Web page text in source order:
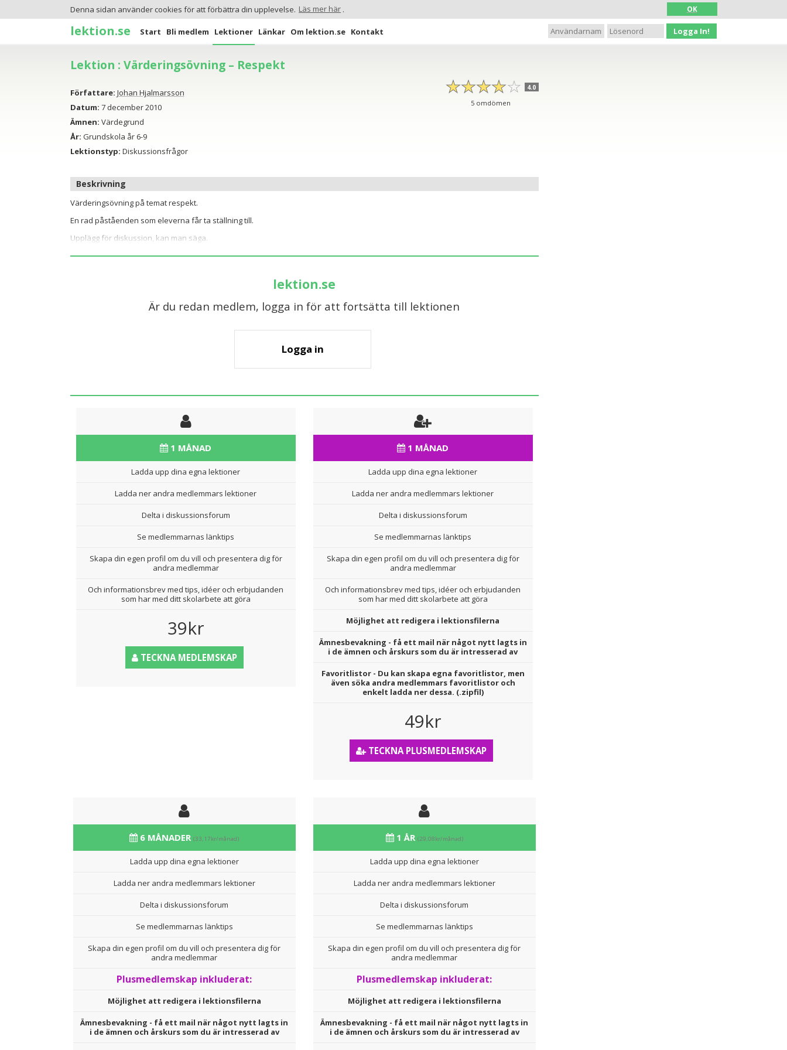
Denna sidan använder cookies för att förbättra din upplevelse. Läs mer här . OK
lektion.se Start Bli medlem Lektioner Länkar Om lektion.se Kontakt Logga In!
Lektion : Värderingsövning – Respekt
☆☆☆☆☆
★★★★★ 4.0
5omdömen
Författare: Johan Hjalmarsson
Datum: 7 december 2010
Ämnen: Värdegrund
År: Grundskola år 6-9
Lektionstyp: Diskussionsfrågor
Beskrivning
Värderingsövning på temat respekt.
En rad påståenden som eleverna får ta ställning till.
Upplägg för diskussion, kan man säga.
lektion.se
Är du redan medlem, logga in för att fortsätta till lektionen
Logga in
1 MÅNAD
Ladda upp dina egna lektioner
Ladda ner andra medlemmars lektioner
Delta i diskussionsforum
Se medlemmarnas länktips
Skapa din egen profil om du vill och presentera dig för
andra medlemmar
Och informationsbrev med tips, idéer och erbjudanden
som har med ditt skolarbete att göra
39kr
TECKNA MEDLEMSKAP
1 MÅNAD
Ladda upp dina egna lektioner
Ladda ner andra medlemmars lektioner
Delta i diskussionsforum
Se medlemmarnas länktips
Skapa din egen profil om du vill och presentera dig för
andra medlemmar
Och informationsbrev med tips, idéer och erbjudanden
som har med ditt skolarbete att göra
Möjlighet att redigera i lektionsfilerna
Ämnesbevakning - få ett mail när något nytt lagts in
i de ämnen och årskurs som du är intresserad av
Favoritlistor - Du kan skapa egna favoritlistor, men
även söka andra medlemmars favoritlistor och
enkelt ladda ner dessa. (.zipfil)
49kr
TECKNA PLUSMEDLEMSKAP
6 MÅNADER (33,17kr/månad)
Ladda upp dina egna lektioner
Ladda ner andra medlemmars lektioner
Delta i diskussionsforum
Se medlemmarnas länktips
Skapa din egen profil om du vill och presentera dig för
andra medlemmar
Plusmedlemskap inkluderat:
Möjlighet att redigera i lektionsfilerna
Ämnesbevakning - få ett mail när något nytt lagts in
i de ämnen och årskurs som du är intresserad av
1 ÅR (29,08kr/månad)
Ladda upp dina egna lektioner
Ladda ner andra medlemmars lektioner
Delta i diskussionsforum
Se medlemmarnas länktips
Skapa din egen profil om du vill och presentera dig för
andra medlemmar
Plusmedlemskap inkluderat:
Möjlighet att redigera i lektionsfilerna
Ämnesbevakning - få ett mail när något nytt lagts in
i de ämnen och årskurs som du är intresserad av